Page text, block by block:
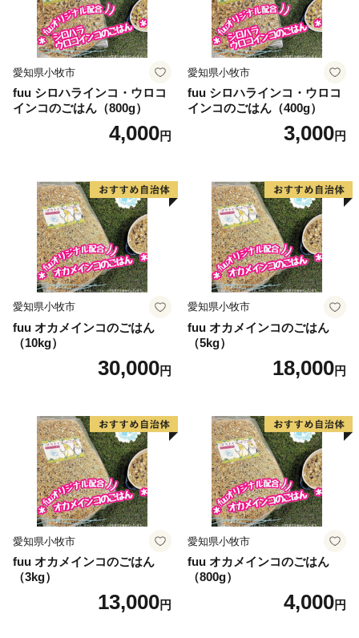
「ふるさと応援基金」に積み立て、翌年度の各事業に活
用させていただきます。
令和5年は11事業のうち7事業に対し、103人の方から
146万7,000円の御寄附をいただきました。令和6年度
は、積立額から7事業に146万7,000円を活用させていた
だきます。
ワンストップ特例申請書の受付が完了している方につき
ましては、寄附申請の際に登録していただいたメールア
ドレス宛に受付完了メールを送信しています。紙での受
付書を希望される方は下記までご連絡ください。
※ワンストップ特例申請に関する問合せはこちら※
富士市ふるさと納税サポート室
住所：〒403-0006 山梨県富士吉田市新屋2-5-7
TEL：050-3114-0332 (平日9:00-18:00)
愛知県小牧市
fuu シロハラインコ・ウロコ
インコのごはん（800g）
4,000円
愛知県小牧市
fuu シロハラインコ・ウロコ
インコのごはん（400g）
3,000円
愛知県小牧市
fuu オカメインコのごはん
（10kg）
30,000円
愛知県小牧市
fuu オカメインコのごはん
（5kg）
18,000円
愛知県小牧市
fuu オカメインコのごはん
（3kg）
13,000円
愛知県小牧市
fuu オカメインコのごはん
（800g）
4,000円